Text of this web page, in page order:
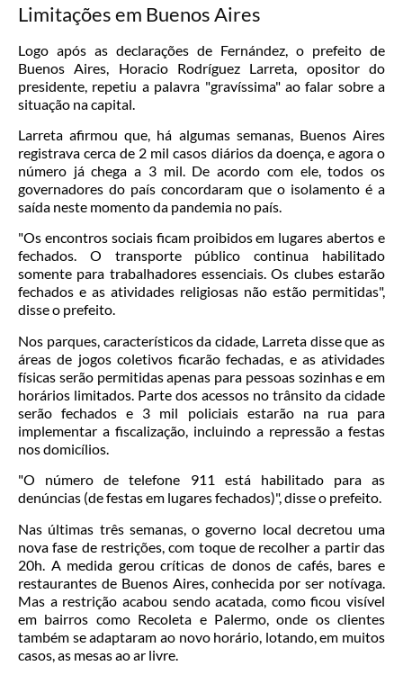
Limitações em Buenos Aires
Logo após as declarações de Fernández, o prefeito de
Buenos Aires, Horacio Rodríguez Larreta, opositor do
presidente, repetiu a palavra "gravíssima" ao falar sobre a
situação na capital.
Larreta afirmou que, há algumas semanas, Buenos Aires
registrava cerca de 2 mil casos diários da doença, e agora o
número já chega a 3 mil. De acordo com ele, todos os
governadores do país concordaram que o isolamento é a
saída neste momento da pandemia no país.
"Os encontros sociais ficam proibidos em lugares abertos e
fechados. O transporte público continua habilitado
somente para trabalhadores essenciais. Os clubes estarão
fechados e as atividades religiosas não estão permitidas",
disse o prefeito.
Nos parques, característicos da cidade, Larreta disse que as
áreas de jogos coletivos ficarão fechadas, e as atividades
físicas serão permitidas apenas para pessoas sozinhas e em
horários limitados. Parte dos acessos no trânsito da cidade
serão fechados e 3 mil policiais estarão na rua para
implementar a fiscalização, incluindo a repressão a festas
nos domicílios.
"O número de telefone 911 está habilitado para as
denúncias (de festas em lugares fechados)", disse o prefeito.
Nas últimas três semanas, o governo local decretou uma
nova fase de restrições, com toque de recolher a partir das
20h. A medida gerou críticas de donos de cafés, bares e
restaurantes de Buenos Aires, conhecida por ser notívaga.
Mas a restrição acabou sendo acatada, como ficou visível
em bairros como Recoleta e Palermo, onde os clientes
também se adaptaram ao novo horário, lotando, em muitos
casos, as mesas ao ar livre.